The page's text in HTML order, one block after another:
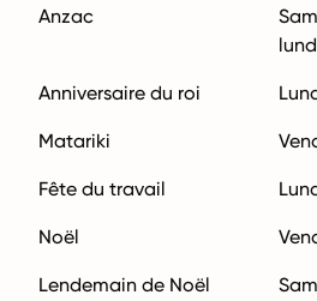
Anzac
Anniversaire du roi
Matariki
Fête du travail
Noël
Lendemain de Noël